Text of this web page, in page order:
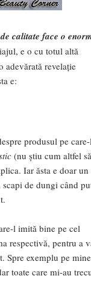
calitate face o
e o cu totul altă
adevărată revelație
e:
produsul pe
(nu știu cum altfel
Iar ăsta e doar un
de dungi când
l imită bine pe cel
respectivă, pentru a
Spre exemplu pe
toate care mi-au